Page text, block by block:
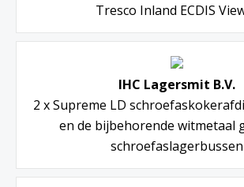
Tresco Inland ECDIS
IHC Lagersmit B.V.
2 x Supreme LD
en de bijbehorende witmetaal
schroefaslagerbussen